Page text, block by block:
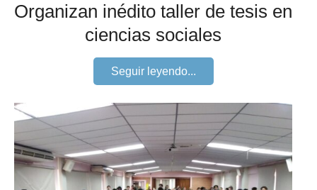
Organizan inédito taller de tesis en
ciencias sociales
Seguir leyendo...